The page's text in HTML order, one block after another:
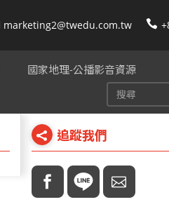
marketing2@twedu.com.tw
國家地理-公播影音資源
追蹤我們